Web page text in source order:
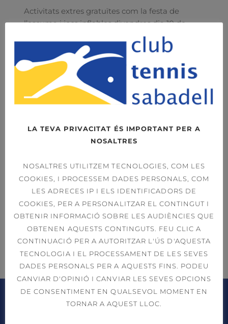
Activitats extres gratuïtes com la festa de
l’escuma i jocs inflables divendres dia 10 de
Activitats especials:Lasetag
– Setmana 6 juliol i
Arch-tag
– Setmana 13 juliol
Els divendres temàtics: Jobs populars, talent
show, joc de la sepia, gimcana temàtica
Onlinea través de la web del Club, a l’apartatEsplai.
Descarregar fulletó
Mira el vídeo i les fotos
Descarregar Fulletó
LA TEVA PRIVACITAT ÉS IMPORTANT PER A
NOSALTRES
NOSALTRES UTILITZEM TECNOLOGIES, COM LES
COOKIES, I PROCESSEM DADES PERSONALS, COM
LES ADRECES IP I ELS IDENTIFICADORS DE
COOKIES, PER A PERSONALITZAR EL CONTINGUT I
OBTENIR INFORMACIÓ SOBRE LES AUDIÈNCIES QUE
OBTENEN AQUESTS CONTINGUTS. FEU CLIC A
CONTINUACIÓ PER A AUTORITZAR L'ÚS D'AQUESTA
TECNOLOGIA I EL PROCESSAMENT DE LES SEVES
DADES PERSONALS PER A AQUESTS FINS. PODEU
CANVIAR D'OPINIÓ I CANVIAR LES SEVES OPCIONS
DE CONSENTIMENT EN QUALSEVOL MOMENT EN
TORNAR A AQUEST LLOC.